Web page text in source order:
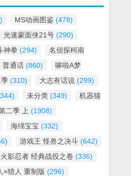
MS动画图鉴 (478)
光速蒙面侠21号 (290)
神拳 (294)
名侦探柯南
普通话 (860)
哆啦A梦
(310) 大志有话说 (299)
未分类 (349)
机器猫
二季 上 (1908)
海绵宝宝 (332)
游戏王 怪兽之决斗 (642)
火影忍者 经典战役之卷 (336)
×猎人 重制版 (296)